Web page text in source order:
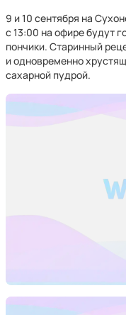
9 и 10 сентября на
с 13:00 на офире будут
пончики. Старинный
и одновременно
сахарной пудрой.